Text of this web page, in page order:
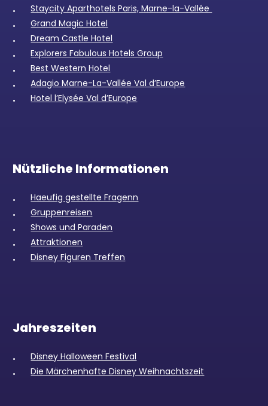
Staycity Aparthotels Paris, Marne-la-Vallée
Grand Magic Hotel
Dream Castle Hotel
Explorers Fabulous Hotels Group
Best Western Hotel
Adagio Marne-La-Vallée Val d’Europe
Hotel l’Elysée Val d’Europe
Nützliche Informationen
Haeufig gestellte Fragenn
Gruppenreisen
Shows und Paraden
Attraktionen
Disney Figuren Treffen
Jahreszeiten
Disney Halloween Festival
Die Märchenhafte Disney Weihnachtszeit